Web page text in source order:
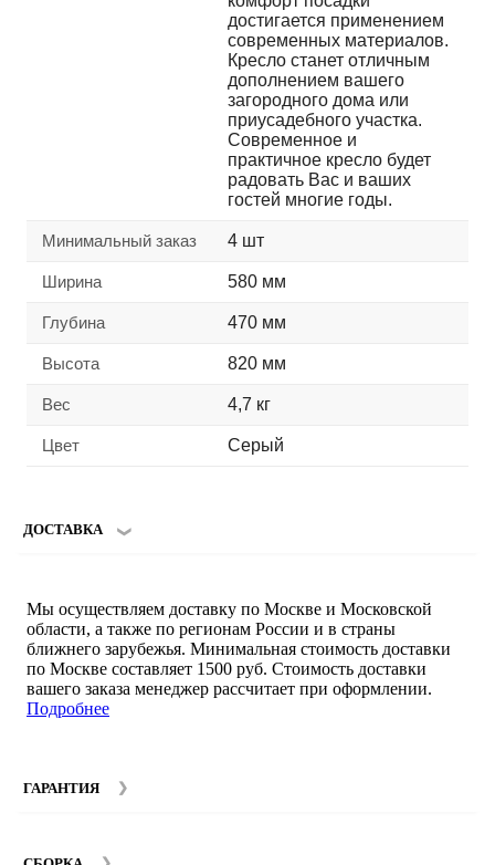
достигается применением
современных материалов.
Кресло станет отличным
дополнением вашего
загородного дома или
приусадебного участка.
Современное и
практичное кресло будет
радовать Вас и ваших
гостей многие годы.
Минимальный заказ 4 шт
Ширина 580 мм
Глубина 470 мм
Высота 820 мм
Вес 4,7 кг
Цвет Серый
ДОСТАВКА
Мы осуществляем доставку по Москве и Московской
области, а также по регионам России и в страны
ближнего зарубежья. Минимальная стоимость доставки
по Москве составляет 1500 руб. Стоимость доставки
вашего заказа менеджер рассчитает при оформлении.
Подробнее
ГАРАНТИЯ
составляет 12 месяцев с момента покупки при